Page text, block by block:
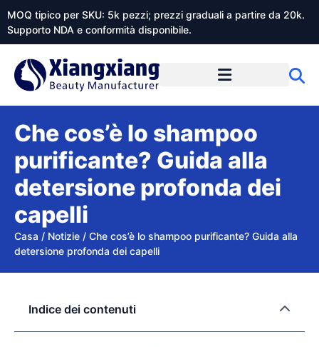
MOQ tipico per SKU: 5k pezzi; prezzi graduali a partire da 20k.
Supporto NDA e conformità disponibile.
Che cos’è lo shampoo
purificante? Guida alla
detersione profonda dei
capelli
Casa / Notizie / Che cos’è lo shampoo purificante? Guida alla
detersione profonda dei capelli
Indice dei contenuti